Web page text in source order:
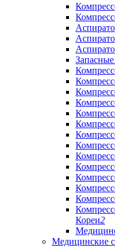
Кореи2
Медицинские